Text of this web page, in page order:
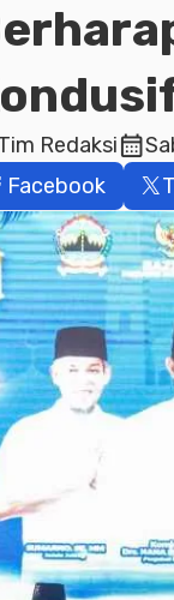
Redaksicalendar_month
Facebook